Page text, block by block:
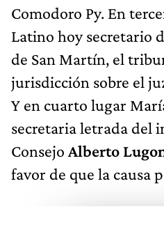
Comodoro Py. En
Latino hoy secretario
de San Martín, el
jurisdicción sobre el
Y en cuarto lugar
secretaria letrada del
Consejo Alberto
favor de que la causa